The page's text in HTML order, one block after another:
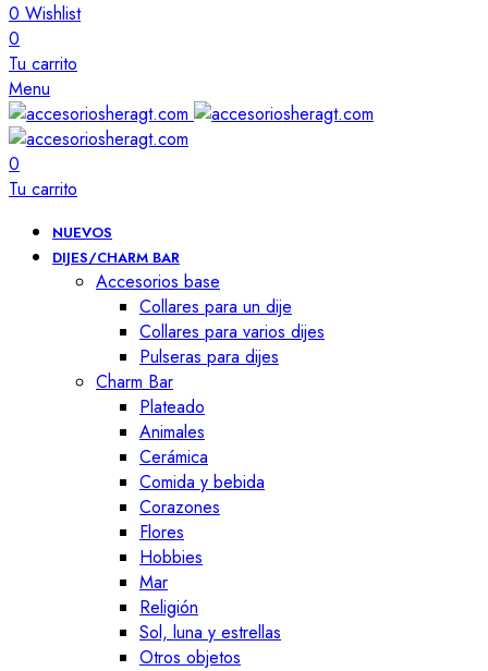
0 Wishlist
0
Tu carrito
Menu
0
Tu carrito
NUEVOS
DIJES/CHARM BAR
Accesorios base
Collares para un dije
Collares para varios dijes
Pulseras para dijes
Charm Bar
Plateado
Animales
Cerámica
Comida y bebida
Corazones
Flores
Hobbies
Mar
Religión
Sol, luna y estrellas
Otros objetos